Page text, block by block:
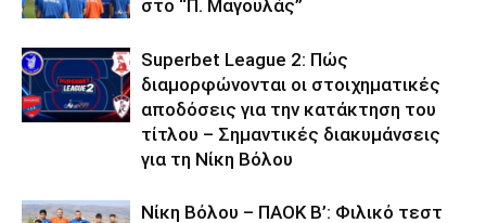
στο “Π. Μαγουλάς”
Superbet League 2: Πώς
διαμορφώνονται οι στοιχηματικές
αποδόσεις για την κατάκτηση του
τίτλου – Σημαντικές διακυμάνσεις
για τη Νίκη Βόλου
Νίκη Βόλου – ΠΑΟΚ Β’: Φιλικό τεστ